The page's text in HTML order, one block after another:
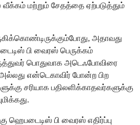
மற்றும் சேதத்தை ஏற்படுத்தும்
​​அதாவது
பி வைரஸ் பெருக்கம்
பொதுவாக அடெஃபோவிரை
அல்லது என்டெகாவிர் போன்ற பிற
சரியாக பதிலளிக்காதவர்களுக்கு
ஹெபடைடிஸ் பி வைரஸ் எதிர்ப்பு